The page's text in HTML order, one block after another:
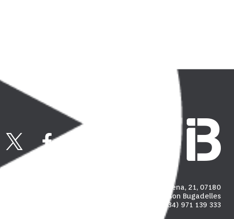
Carrer Madalena, 21, 07180
Polígon industrial de Son Bugadelles
(+34) 971 139 333